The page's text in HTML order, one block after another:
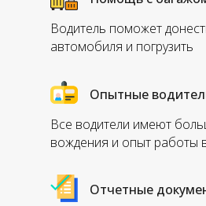
Водитель поможет
автомобиля и погрузить
Все водители имеют
вождения и опыт работы
Опытные
Отчетные